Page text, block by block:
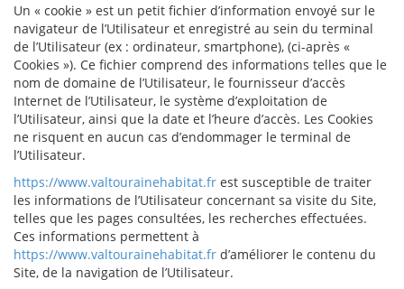
Un « cookie » est un petit fichier d’information envoyé sur le
navigateur de l’Utilisateur et enregistré au sein du terminal
de l’Utilisateur (ex : ordinateur, smartphone), (ci-après «
Cookies »). Ce fichier comprend des informations telles que le
nom de domaine de l’Utilisateur, le fournisseur d’accès
Internet de l’Utilisateur, le système d’exploitation de
l’Utilisateur, ainsi que la date et l’heure d’accès. Les Cookies
ne risquent en aucun cas d’endommager le terminal de
l’Utilisateur.
https://www.valtourainehabitat.fr est susceptible de traiter
les informations de l’Utilisateur concernant sa visite du Site,
telles que les pages consultées, les recherches effectuées.
Ces informations permettent à
https://www.valtourainehabitat.fr d’améliorer le contenu du
Site, de la navigation de l’Utilisateur.